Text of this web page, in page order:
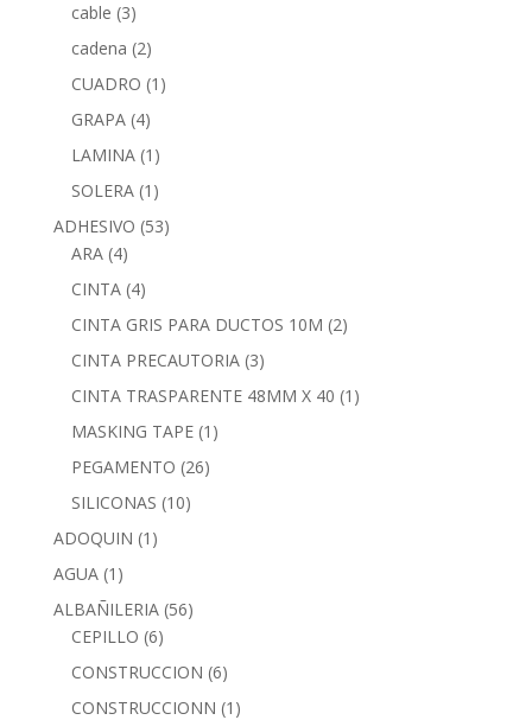
cable (3)
cadena (2)
CUADRO (1)
GRAPA (4)
LAMINA (1)
SOLERA (1)
ADHESIVO (53)
ARA (4)
CINTA (4)
CINTA GRIS PARA DUCTOS 10M (2)
CINTA PRECAUTORIA (3)
CINTA TRASPARENTE 48MM X 40 (1)
MASKING TAPE (1)
PEGAMENTO (26)
SILICONAS (10)
ADOQUIN (1)
AGUA (1)
ALBAÑILERIA (56)
CEPILLO (6)
CONSTRUCCION (6)
CONSTRUCCIONN (1)